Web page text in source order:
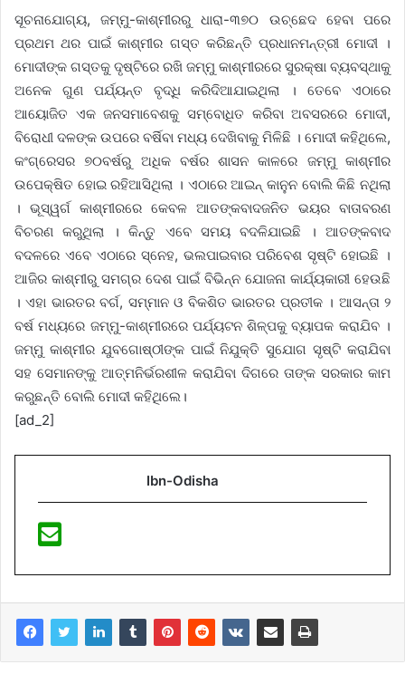
ସୂଚନାଯୋଗ୍ୟ, ଜମ୍ମୁ-କାଶ୍ମୀରରୁ ଧାରା-୩୭୦ ଉଚ୍ଛେଦ ହେବା ପରେ
ପ୍ରଥମ ଥର ପାଇଁ କାଶ୍ମୀର ଗସ୍ତ କରିଛନ୍ତି ପ୍ରଧାନମନ୍ତ୍ରୀ ମୋଦୀ ।
ମୋଦୀଙ୍କ ଗସ୍ତକୁ ଦୃଷ୍ଟିରେ ରଖି ଜମ୍ମୁ କାଶ୍ମୀରରେ ସୁରକ୍ଷା ବ୍ୟବସ୍ଥାକୁ
ଅନେକ ଗୁଣ ପର୍ଯ୍ୟନ୍ତ ବୃଦ୍ଧି କରିଦିଆଯାଇଥିଲା । ତେବେ ଏଠାରେ
ଆୟୋଜିତ ଏକ ଜନସମାବେଶକୁ ସମ୍ବୋଧିତ କରିବା ଅବସରରେ ମୋଦୀ,
ବିରୋଧୀ ଦଳଙ୍କ ଉପରେ ବର୍ଷିବା ମଧ୍ୟ ଦେଖିବାକୁ ମିଳିଛି । ମୋଦୀ କହିଥିଲେ,
କଂଗ୍ରେସର ୭୦ବର୍ଷରୁ ଅଧିକ ବର୍ଷର ଶାସନ କାଳରେ ଜମ୍ମୁ କାଶ୍ମୀର
ଉପେକ୍ଷିତ ହୋଇ ରହିଆସିଥିଲା । ଏଠାରେ ଆଇନ୍ କାନୁନ ବୋଲି କିଛି ନଥିଲା
। ଭୂସ୍ୱର୍ଗ କାଶ୍ମୀରରେ କେବଳ ଆତଙ୍କବାଦଜନିତ ଭୟର ବାତାବରଣ
ବିଚରଣ କରୁଥିଲା । କିନ୍ତୁ ଏବେ ସମୟ ବଦଳିଯାଇଛି । ଆତଙ୍କବାଦ
ବଦଳରେ ଏବେ ଏଠାରେ ସ୍ନେହ, ଭଲପାଇବାର ପରିବେଶ ସୃଷ୍ଟି ହୋଇଛି ।
ଆଜିର କାଶ୍ମୀରୁ ସମଗ୍ର ଦେଶ ପାଇଁ ବିଭିନ୍ନ ଯୋଜନା କାର୍ଯ୍ୟକାରୀ ହେଉଛି
। ଏହା ଭାରତର ବର୍ଗ, ସମ୍ମାନ ଓ ବିକଶିତ ଭାରତର ପ୍ରତୀକ । ଆସନ୍ତା ୨
ବର୍ଷ ମଧ୍ୟରେ ଜମ୍ମୁ-କାଶ୍ମୀରରେ ପର୍ଯ୍ୟଟନ ଶିଳ୍ପକୁ ବ୍ୟାପକ କରାଯିବ ।
ଜମ୍ମୁ କାଶ୍ମୀର ଯୁବଗୋଷ୍ଠୀଙ୍କ ପାଇଁ ନିଯୁକ୍ତି ସୁଯୋଗ ସୃଷ୍ଟି କରାଯିବା
ସହ ସେମାନଙ୍କୁ ଆତ୍ମନିର୍ଭରଶୀଳ କରାଯିବା ଦିଗରେ ତାଙ୍କ ସରକାର କାମ
କରୁଛନ୍ତି ବୋଲି ମୋଦୀ କହିଥିଲେ।
[ad_2]
Ibn-Odisha